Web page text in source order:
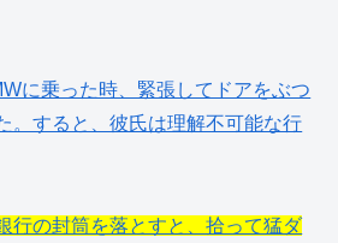
に乗った時、緊張してドアをぶつ
。すると、彼氏は理解不可能な行
行の封筒を落とすと、拾って猛ダ